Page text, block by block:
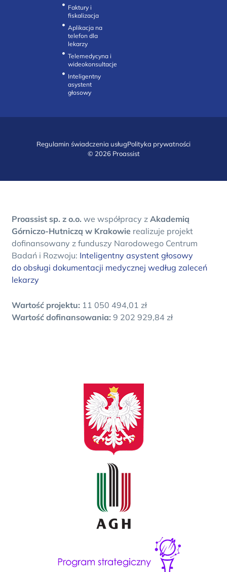
Faktury i
fiskalizacja
Aplikacja na
telefon dla
lekarzy
Telemedycyna i
wideokonsultacje‎
Inteligentny
asystent
głosowy
Regulamin świadczenia usługPolityka prywatności
© 2026 Proassist
Proassist sp. z o.o. we współpracy z Akademią
Górniczo-Hutniczą w Krakowie realizuje projekt
dofinansowany z funduszy Narodowego Centrum
Badań i Rozwoju: Inteligentny asystent głosowy
do obsługi dokumentacji medycznej według zaleceń
lekarzy
Wartość projektu: 11 050 494,01 zł
Wartość dofinansowania: 9 202 929,84 zł